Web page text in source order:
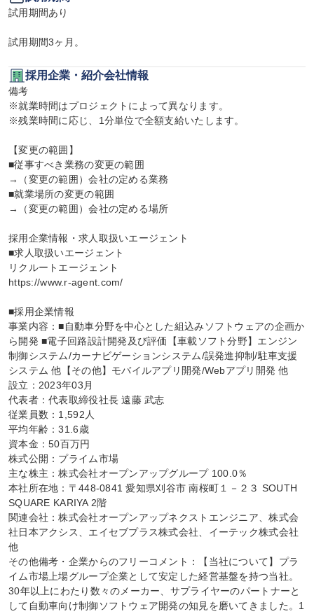
試用期間あり
試用期間3ヶ月。
採用企業・紹介会社情報
備考
※就業時間はプロジェクトによって異なります。
※残業時間に応じ、1分単位で全額支給いたします。
【変更の範囲】
■従事すべき業務の変更の範囲
→（変更の範囲）会社の定める業務
■就業場所の変更の範囲
→（変更の範囲）会社の定める場所
採用企業情報・求人取扱いエージェント
■求人取扱いエージェント
リクルートエージェント
https://www.r-agent.com/
■採用企業情報
事業内容：■自動車分野を中心とした組込みソフトウェアの企画か
ら開発 ■電子回路設計開発及び評価【車載ソフト分野】エンジン
制御システム/カーナビゲーションシステム/誤発進抑制/駐車支援
システム 他【その他】モバイルアプリ開発/Webアプリ開発 他
設立：2023年03月
代表者：代表取締役社長 遠藤 武志
従業員数：1,592人
平均年齢：31.6歳
資本金：50百万円
株式公開：プライム市場
主な株主：株式会社オープンアップグループ 100.0％
本社所在地：〒448-0841 愛知県刈谷市 南桜町１－２３ SOUTH
SQUARE KARIYA 2階
関連会社：株式会社オープンアップネクストエンジニア、株式会
社日本アクシス、エイセブプラス株式会社、イーテック株式会社
他
その他備考・企業からのフリーコメント：【当社について】プラ
イム市場上場グループ企業として安定した経営基盤を持つ当社。
30年以上にわたり数々のメーカー、サプライヤーのパートナーと
して自動車向け制御ソフトウェア開発の知見を磨いてきました。1